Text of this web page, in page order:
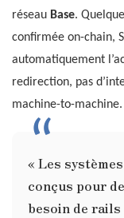
réseau Base.
confirmée on-chain,
automatiquement
redirection, pas
machine-to-machine.
« Les
conçus pour
besoin de